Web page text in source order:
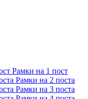
Рамки на 1 пост
Рамки на 2 поста
Рамки на 3 поста